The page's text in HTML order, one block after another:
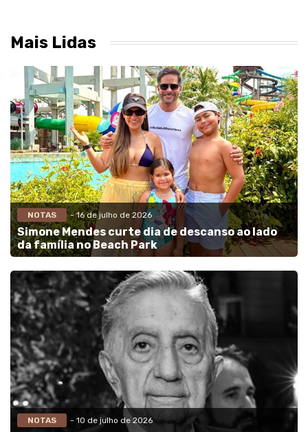
Mais Lidas
NOTAS - 16 de julho de 2026
Simone Mendes curte dia de descanso ao lado
da família no Beach Park
NOTAS - 10 de julho de 2026